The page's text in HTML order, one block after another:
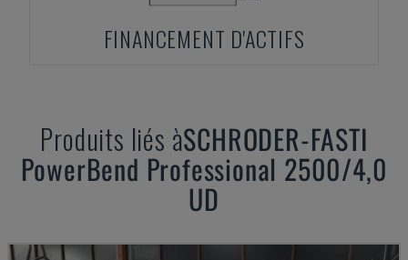
FINANCEMENT D'ACTIFS
Produits liés àSCHRODER-FASTI
PowerBend Professional 2500/4,0
UD